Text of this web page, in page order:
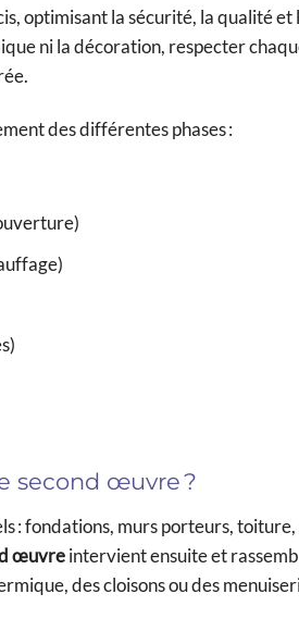
optimisant la sécurité, la qualité
ni la décoration, respecter
des différentes phases :
second œuvre ?
: fondations, murs porteurs, toiture,
œuvreintervient ensuite et
des cloisons ou des